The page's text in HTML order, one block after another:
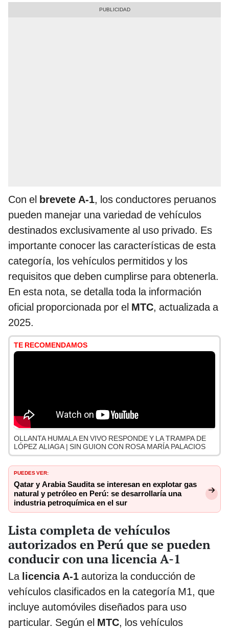
Con el brevete A-1, los conductores peruanos
pueden manejar una variedad de vehículos
destinados exclusivamente al uso privado. Es
importante conocer las características de esta
categoría, los vehículos permitidos y los
requisitos que deben cumplirse para obtenerla.
En esta nota, se detalla toda la información
oficial proporcionada por el MTC, actualizada a
2025.
TE RECOMENDAMOS
OLLANTA HUMALA EN VIVO RESPONDE Y LA TRAMPA DE
LÓPEZ ALIAGA | SIN GUION CON ROSA MARÍA PALACIOS
PUEDES VER:
Qatar y Arabia Saudita se interesan en explotar gas
natural y petróleo en Perú: se desarrollaría una
industria petroquímica en el sur
Lista completa de vehículos
autorizados en Perú que se pueden
conducir con una licencia A-1
La licencia A-1 autoriza la conducción de
vehículos clasificados en la categoría M1, que
incluye automóviles diseñados para uso
particular. Según el MTC, los vehículos